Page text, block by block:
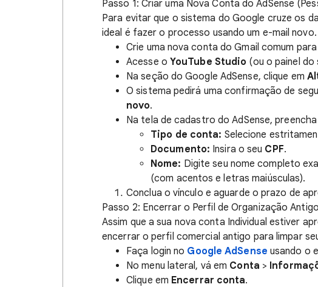
Passo 1: Criar uma Nova Conta do AdSense
Para evitar que o sistema do Google cruze os
ideal é fazer o processo usando um e-mail novo.
Crie uma nova conta do Gmail comum
Acesse o YouTube Studio (ou o painel do
Na seção do Google AdSense, clique em
O sistema pedirá uma confirmação de
novo.
Na tela de cadastro do AdSense,
Tipo de conta: Selecione
Documento: Insira o seu CPF.
Nome: Digite seu nome completo
(com acentos e letras maiúsculas).
Conclua o vínculo e aguarde o prazo de
Passo 2: Encerrar o Perfil de Organização Antigo
Assim que a sua nova conta Individual estiver
encerrar o perfil comercial antigo para limpar
Faça login no Google AdSense usando o
No menu lateral, vá em Conta >
Clique em Encerrar conta.